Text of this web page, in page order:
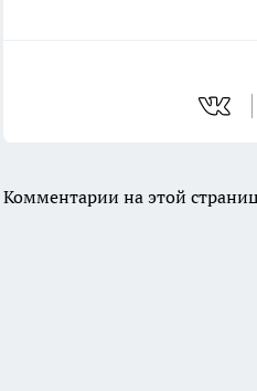
Комментарии на этой